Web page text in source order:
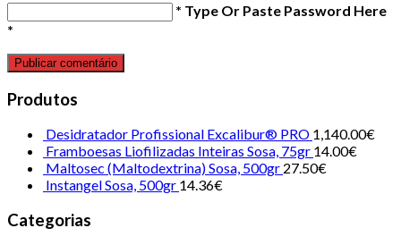
* Type Or Paste Password Here
*
Produtos
Desidratador Profissional Excalibur® PRO 1,140.00€
Framboesas Liofilizadas Inteiras Sosa, 75gr 14.00€
Maltosec (Maltodextrina) Sosa, 500gr 27.50€
Instangel Sosa, 500gr 14.36€
Categorias